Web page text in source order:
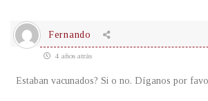
Fernando
4 años atrás
Estaban vacunados? Si o no. Díganos por